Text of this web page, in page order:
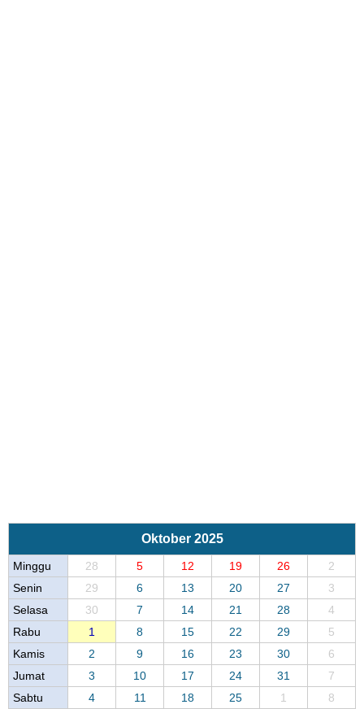
Oktober 2025
Minggu 28 5 12 19 26
2
Senin
29 6 13 20 27
3
Selasa
30 7 14 21 28
4
Rabu
1 8 15 22 29
5
Kamis
2 9 16 23 30
6
Jumat
3 10 17 24 31
7
Sabtu
4 11 18 25 1 8